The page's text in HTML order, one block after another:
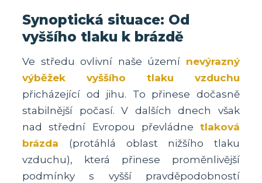
Synoptická situace: Od
vyššího tlaku k brázdě
Ve středu ovlivní naše území nevýrazný
výběžek vyššího tlaku vzduchu
přicházející od jihu. To přinese dočasně
stabilnější počasí. V dalších dnech však
nad střední Evropou převládne tlaková
brázda (protáhlá oblast nižšího tlaku
vzduchu), která přinese proměnlivější
podmínky s vyšší pravděpodobností